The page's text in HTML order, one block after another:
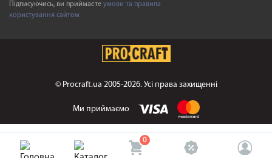
Підписуючись, ви приймаєте умови та правила
користування сайтом
© Procraft.ua 2005-2026. Усі права захищенні
Ми приймаємо
0